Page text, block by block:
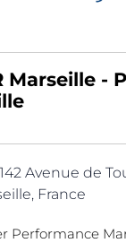
Marseille -
142 Avenue de
France
Performance